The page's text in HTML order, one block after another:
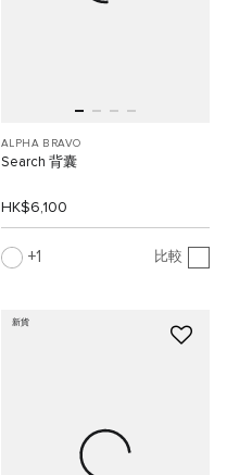
ALPHA BRAVO
Search 背囊
HK$6,100
1 比較
新貨